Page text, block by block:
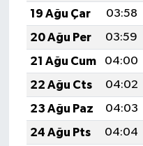
19 Ağu Çar
03:58
20 Ağu Per
03:59
21 Ağu Cum
04:00
22 Ağu Cts
04:02
23 Ağu Paz
04:03
24 Ağu Pts
04:04